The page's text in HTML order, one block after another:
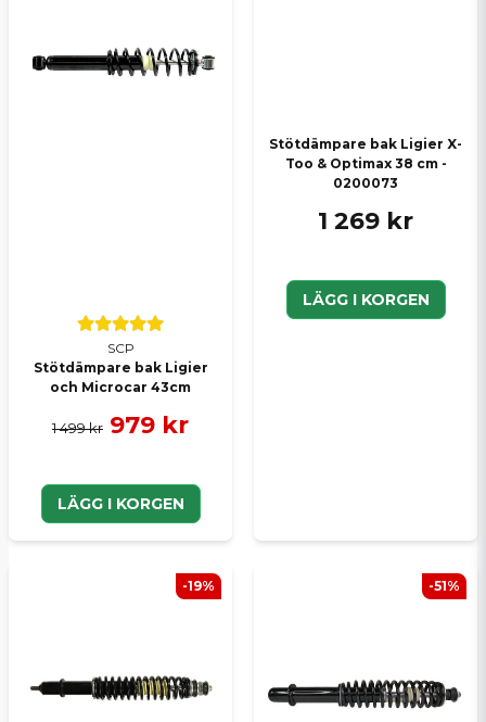
SCP
Stötdämpare bak Ligier
och Microcar 43cm
1 499 kr 979 kr
LÄGG I KORGEN
Stötdämpare bak Ligier X-
Too & Optimax 38 cm -
0200073
1 269 kr
LÄGG I KORGEN
-19% -51%